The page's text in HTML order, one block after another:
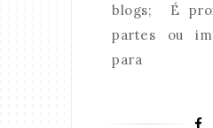
blogs; É
partes ou
para